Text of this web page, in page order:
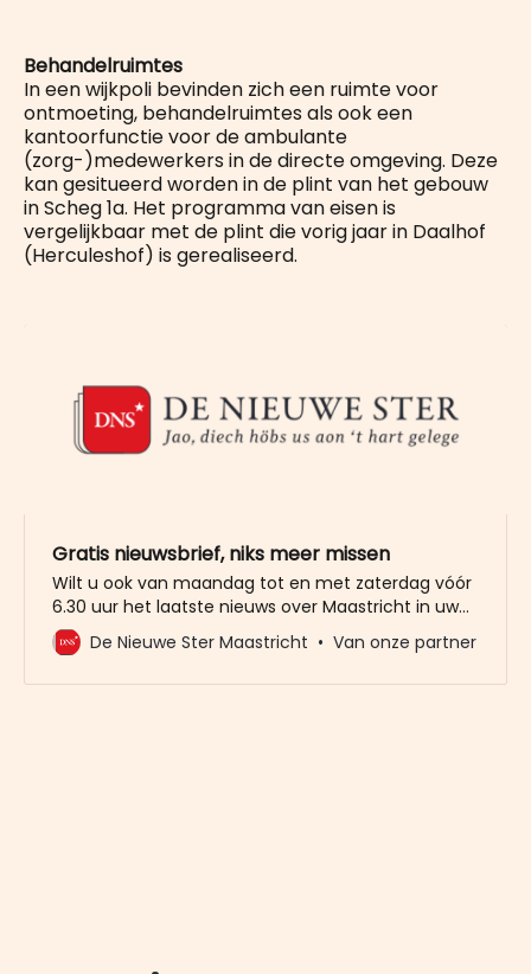
Behandelruimtes
In een wijkpoli bevinden zich een ruimte voor
ontmoeting, behandelruimtes als ook een
kantoorfunctie voor de ambulante
(zorg-)medewerkers in de directe omgeving. Deze
kan gesitueerd worden in de plint van het gebouw
in Scheg 1a. Het programma van eisen is
vergelijkbaar met de plint die vorig jaar in Daalhof
(Herculeshof) is gerealiseerd.
Gratis nieuwsbrief, niks meer missen
Wilt u ook van maandag tot en met zaterdag vóór
6.30 uur het laatste nieuws over Maastricht in uw
mailbox? Meld u dan gratis aan voor de nieuwbrief
van De Nieuwe Ster. Meer dan 20.000 trouwe lezers
De Nieuwe Ster Maastricht Van onze partner